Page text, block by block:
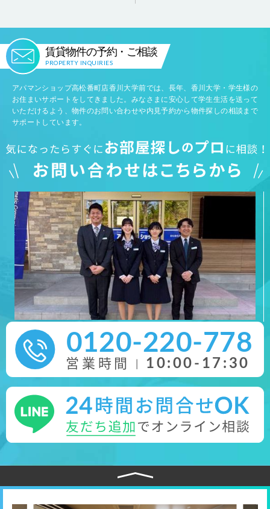
賃貸物件の予約・ご相談
PROPERTY INQUIRIES
アパマンショップ高松番町店香川大学前では、長年、香川大学・学生様の
お住まいサポートをしてきました。みなさまに安心して学生生活を送って
いただけるよう、物件のお問い合わせや内見予約から物件探しの相談まで
サポートしています。